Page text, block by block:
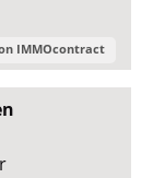
IMMOcontract